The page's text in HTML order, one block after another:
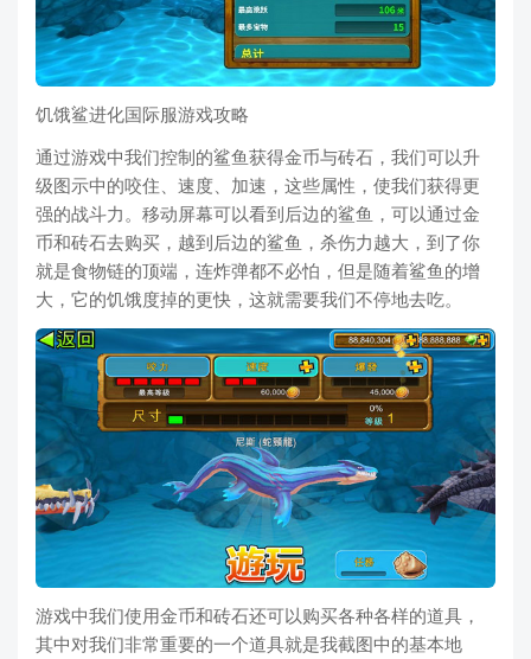
饥饿鲨进化国际服游戏攻略
通过游戏中我们控制的鲨鱼获得金币与砖石，我们可以升
级图示中的咬住、速度、加速，这些属性，使我们获得更
强的战斗力。移动屏幕可以看到后边的鲨鱼，可以通过金
币和砖石去购买，越到后边的鲨鱼，杀伤力越大，到了你
就是食物链的顶端，连炸弹都不必怕，但是随着鲨鱼的增
大，它的饥饿度掉的更快，这就需要我们不停地去吃。
游戏中我们使用金币和砖石还可以购买各种各样的道具，
其中对我们非常重要的一个道具就是我截图中的基本地